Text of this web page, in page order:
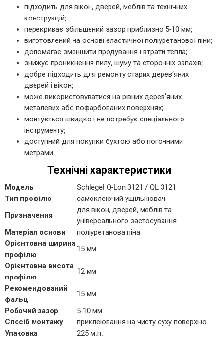
підходить для вікон, дверей, меблів та технічних
конструкцій;
перекриває збільшений зазор приблизно 5-10 мм;
виготовлений на основі еластичної поліуретанової піни;
допомагає зменшити продування і втрати тепла;
знижує проникнення пилу, шуму та сторонніх запахів;
добре підходить для ремонту старих дерев’яних
дверей і вікон;
може використовуватися на рівних дерев’яних,
металевих або пофарбованих поверхнях;
монтується швидко і не потребує спеціального
інструменту;
доступний для покупки бухтою або погонними
метрами.
Технічні характеристики
Модель
Schlegel Q-Lon 3121 / QL 3121
Тип профілю
самоклеючий ущільнювач
Призначення
для вікон, дверей, меблів та
універсального застосування
Матеріал основи
поліуретанова піна
Орієнтовна ширина
профілю
15 мм
Орієнтовна висота
профілю
12 мм
Рекомендований
фальц
15 мм
Робочий зазор
5-10 мм
Спосіб монтажу
приклеювання на чисту суху поверхню
Упаковка
225 м.п.